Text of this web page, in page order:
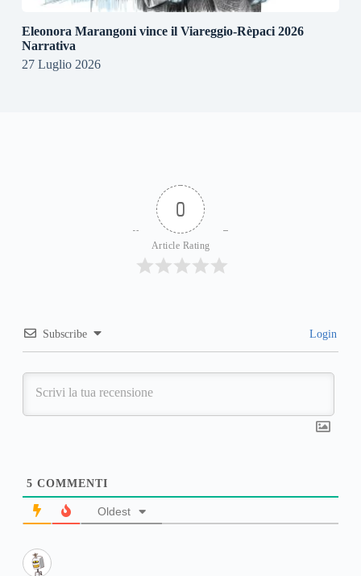
Eleonora Marangoni vince il Viareggio-Rèpaci 2026
Narrativa
27 Luglio 2026
0
Article Rating
Subscribe Login
5 COMMENTI
Oldest